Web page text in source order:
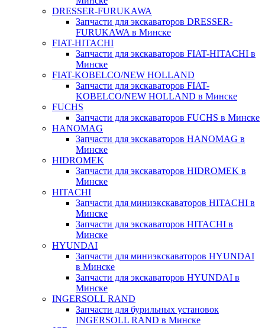
DRESSER-FURUKAWA
Запчасти для экскаваторов DRESSER-
FURUKAWA в Минске
FIAT-HITACHI
Запчасти для экскаваторов FIAT-HITACHI в
Минске
FIAT-KOBELCO/NEW HOLLAND
Запчасти для экскаваторов FIAT-
KOBELCO/NEW HOLLAND в Минске
FUCHS
Запчасти для экскаваторов FUCHS в Минске
HANOMAG
Запчасти для экскаваторов HANOMAG в
Минске
HIDROMEK
Запчасти для экскаваторов HIDROMEK в
Минске
HITACHI
Запчасти для миниэкскаваторов HITACHI в
Минске
Запчасти для экскаваторов HITACHI в
Минске
HYUNDAI
Запчасти для миниэкскаваторов HYUNDAI
в Минске
Запчасти для экскаваторов HYUNDAI в
Минске
INGERSOLL RAND
Запчасти для бурильных установок
INGERSOLL RAND в Минске